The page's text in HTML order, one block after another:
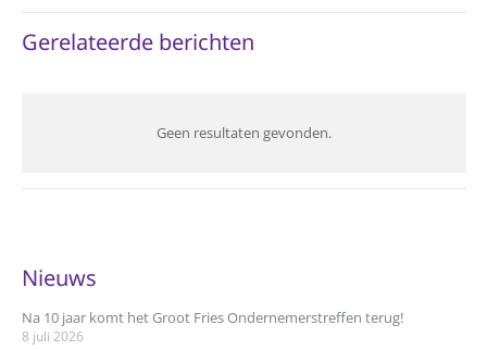
Gerelateerde berichten
Geen resultaten gevonden.
Nieuws
Na 10 jaar komt het Groot Fries Ondernemerstreffen terug!
8 juli 2026